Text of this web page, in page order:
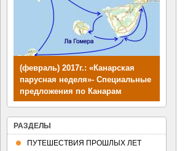
(февраль) 2017г.: «Канарская
парусная неделя»- Специальные
предложения по Канарам
РАЗДЕЛЫ
ПУТЕШЕСТВИЯ ПРОШЛЫХ ЛЕТ